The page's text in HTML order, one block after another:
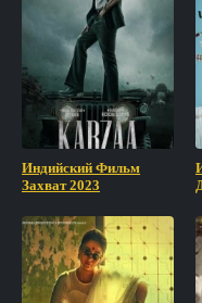
Индийский Фильм
Захват 2023